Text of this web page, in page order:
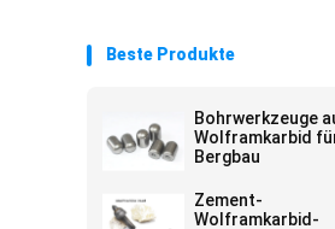
Beste Produkte
Bohrwerkzeuge
Wolframkarbid
Bergbau
Zement-
Wolframkarbid-